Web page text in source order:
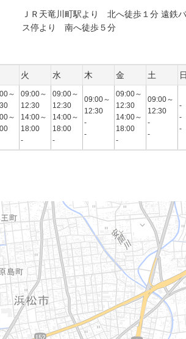
ＪＲ天竜川町駅より 北へ徒歩１分 遠鉄
ス停より 南へ徒歩５分
火 水 木 金 土
～
～
09:00～
12:30
14:00～
18:00
-
09:00～
12:30
14:00～
18:00
-
09:00～
12:30
-
-
09:00～
12:30
14:00～
18:00
-
09:00～
12:30
-
-
-
-
-